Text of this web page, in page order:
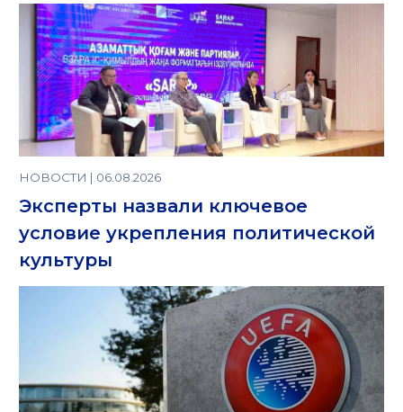
НОВОСТИ | 06.08.2026
Эксперты назвали ключевое
условие укрепления политической
культуры